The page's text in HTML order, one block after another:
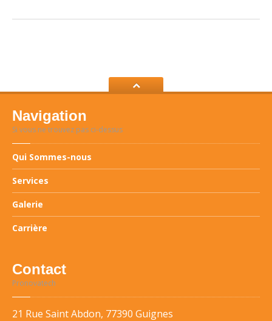
Navigation
Si vous ne trouvez pas ci-dessus
Qui Sommes-nous
Services
Galerie
Carrière
Contact
Pronovatech
21 Rue Saint Abdon, 77390 Guignes